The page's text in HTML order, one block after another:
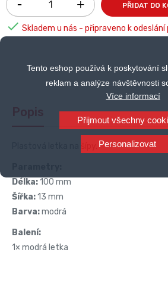
Tento eshop používá k poskytování
reklam a analýze návštěvnosti
Více informací
Přijmout všechny
Personalizovat
PŘIDAT DO
 Skladem u nás - připraveno k odeslání
Popis
Délka:100 mm
Šířka:13 mm
Barva:modrá
Balení:
1× modrá letka